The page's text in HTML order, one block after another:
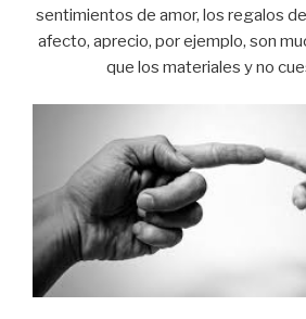
sentimientos de amor, los regalos
afecto, aprecio, por ejemplo, son
que los materiales y no